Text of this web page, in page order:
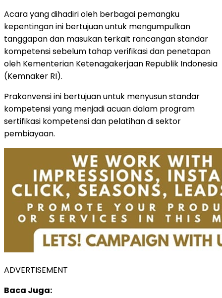
Acara yang dihadiri oleh berbagai pemangku
kepentingan ini bertujuan untuk mengumpulkan
tanggapan dan masukan terkait rancangan standar
kompetensi sebelum tahap verifikasi dan penetapan
oleh Kementerian Ketenagakerjaan Republik Indonesia
(Kemnaker RI).
Prakonvensi ini bertujuan untuk menyusun standar
kompetensi yang menjadi acuan dalam program
sertifikasi kompetensi dan pelatihan di sektor
pembiayaan.
ADVERTISEMENT
Baca Juga: